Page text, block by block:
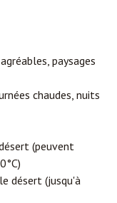
paysages
chaudes, nuits
(peuvent
désert (jusqu'à